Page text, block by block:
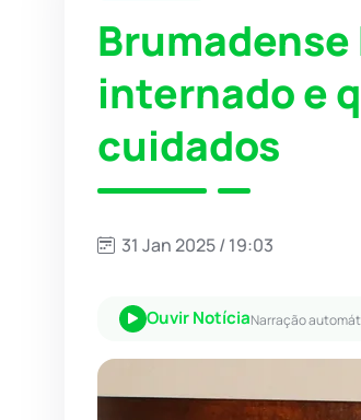
internado e
cuidados
31 Jan 2025 / 19:03
Ouvir NotíciaNarração